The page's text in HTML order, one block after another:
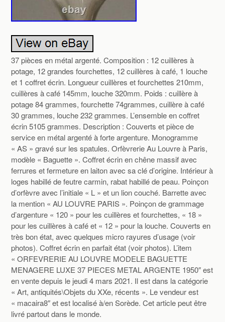
37 pièces en métal argenté. Composition : 12 cuillères à
potage, 12 grandes fourchettes, 12 cuillères à café, 1 louche
et 1 coffret écrin. Longueur cuillères et fourchettes 210mm,
cuillères à café 145mm, louche 320mm. Poids : cuillère à
potage 84 grammes, fourchette 74grammes, cuillère à café
30 grammes, louche 232 grammes. L’ensemble en coffret
écrin 5105 grammes. Description : Couverts et pièce de
service en métal argenté à forte argenture. Monogramme
« AS » gravé sur les spatules. Orfèvrerie Au Louvre à Paris,
modèle « Baguette ». Coffret écrin en chêne massif avec
ferrures et fermeture en laiton avec sa clé d’origine. Intérieur à
loges habillé de feutre carmin, rabat habillé de peau. Poinçon
d’orfèvre avec l’initiale « L » et un lion couché. Barrette avec
la mention « AU LOUVRE PARIS ». Poinçon de grammage
d’argenture « 120 » pour les cuillères et fourchettes, « 18 »
pour les cuillères à café et « 12 » pour la louche. Couverts en
très bon état, avec quelques micro rayures d’usage (voir
photos). Coffret écrin en parfait état (voir photos). L’item
« ORFEVRERIE AU LOUVRE MODELE BAGUETTE
MENAGERE LUXE 37 PIECES METAL ARGENTE 1950″ est
en vente depuis le jeudi 4 mars 2021. Il est dans la catégorie
« Art, antiquités\Objets du XXe, récents ». Le vendeur est
« macaira8″ et est localisé à/en Sorède. Cet article peut être
livré partout dans le monde.